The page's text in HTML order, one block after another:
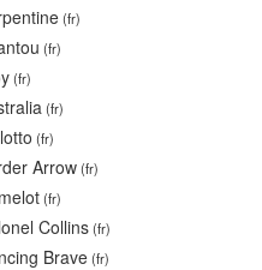
(fr)
(fr)
(fr)
(fr)
(fr)
Arrow(fr)
(fr)
Collins(fr)
Brave(fr)